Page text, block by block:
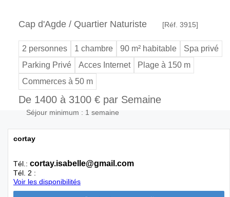
Cap d'Agde / Quartier Naturiste [Réf. 3915]
2 personnes 1 chambre 90 m² habitable
Spa privé
Parking Privé
Acces Internet
Plage à 150 m
Commerces à 50 m
De 1400 à 3100 € par Semaine
Séjour minimum : 1 semaine
cortay
Tél.: cortay.isabelle@gmail.com
Tél. 2 :
Voir les disponibilités